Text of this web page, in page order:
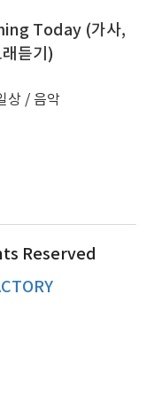
Today (가사,
듣기)
상 / 음악
Reserved